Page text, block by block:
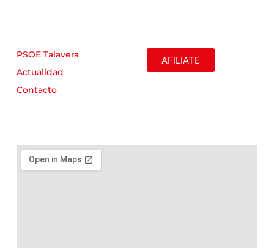
PSOE Talavera
Actualidad
Contacto
AFILIATE